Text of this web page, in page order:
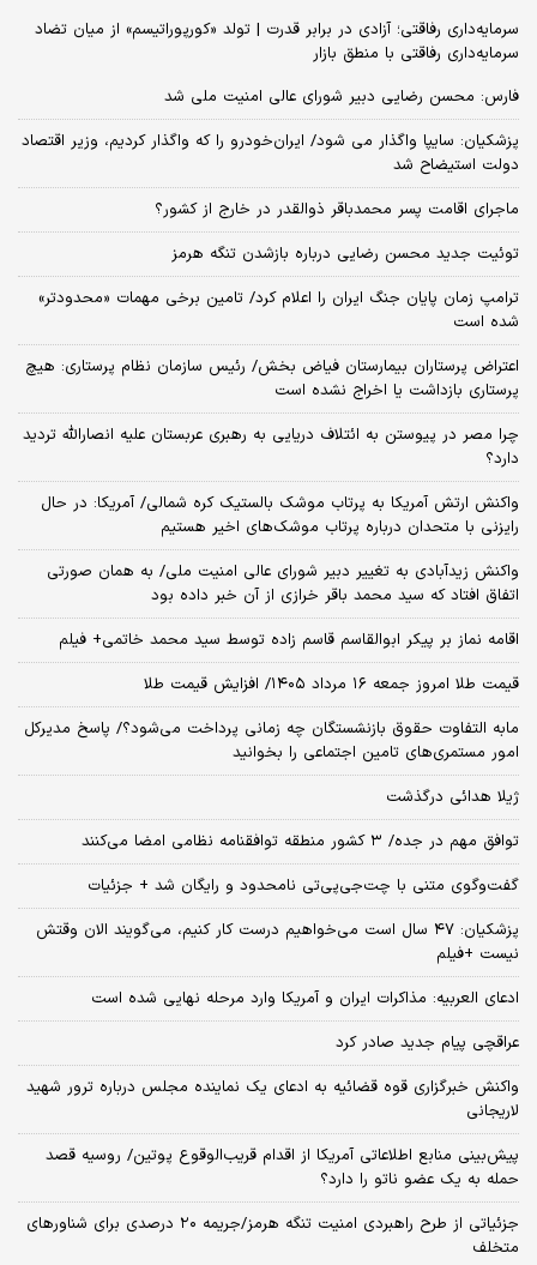
سرمایه‌داری رفاقتی؛ آزادی در برابر قدرت | تولد «کورپوراتیسم» از میان تضاد
سرمایه‌داری رفاقتی با منطق بازار
فارس: محسن رضایی دبیر شورای عالی امنیت ملی شد
پزشکیان: سایپا واگذار می شود/ ایران‌خودرو را که واگذار کردیم، وزیر اقتصاد
دولت استیضاح شد
ماجرای اقامت پسر محمدباقر ذوالقدر در خارج از کشور؟
توئیت جدید محسن رضایی درباره بازشدن تنگه هرمز
ترامپ زمان پایان جنگ ایران را اعلام کرد/ تامین برخی مهمات «محدودتر»
شده است
اعتراض پرستاران بیمارستان فیاض بخش/ رئیس سازمان نظام پرستاری: هیچ
پرستاری بازداشت یا اخراج نشده است
چرا مصر در پیوستن به ائتلاف دریایی به رهبری عربستان علیه انصارالله تردید
دارد؟
واکنش ارتش آمریکا به پرتاب موشک بالستیک کره شمالی/ آمریکا: در حال
رایزنی با متحدان درباره پرتاب موشک‌های اخیر هستیم
واکنش زیدآبادی به تغییر دبیر شورای عالی امنیت ملی/ به همان صورتی
اتفاق افتاد که سید محمد باقر خرازی از آن خبر داده بود
اقامه نماز بر پیکر ابوالقاسم قاسم زاده توسط سید محمد خاتمی+ فیلم
قیمت طلا امروز جمعه ۱۶ مرداد ۱۴۰۵/ افزایش قیمت طلا
مابه التفاوت حقوق بازنشستگان چه زمانی پرداخت می‌شود؟/ پاسخ مدیرکل
امور مستمری‌های تامین اجتماعی را بخوانید
ژیلا هدائی درگذشت
توافق مهم در جده/ ۳ کشور منطقه توافقنامه نظامی امضا می‌کنند
گفت‌وگوی متنی با چت‌جی‌پی‌تی نامحدود و رایگان شد + جزئیات
پزشکیان: ۴۷ سال است می‌خواهیم درست کار کنیم، می‌گویند الان وقتش
نیست +فیلم
ادعای العربیه: مذاکرات ایران و آمریکا وارد مرحله نهایی شده است
عراقچی پیام جدید صادر کرد
واکنش خبرگزاری قوه قضائیه به ادعای یک نماینده مجلس درباره ترور شهید
لاریجانی
پیش‌بینی منابع اطلاعاتی آمریکا از اقدام قریب‌الوقوع پوتین/ روسیه قصد
حمله به یک عضو ناتو را دارد؟
جزئیاتی از طرح راهبردی امنیت تنگه هرمز/جریمه ۲۰ درصدی برای شناورهای
متخلف